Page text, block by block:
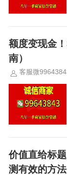
额度变现金
南）
客服微
价值直给标
测有效的方